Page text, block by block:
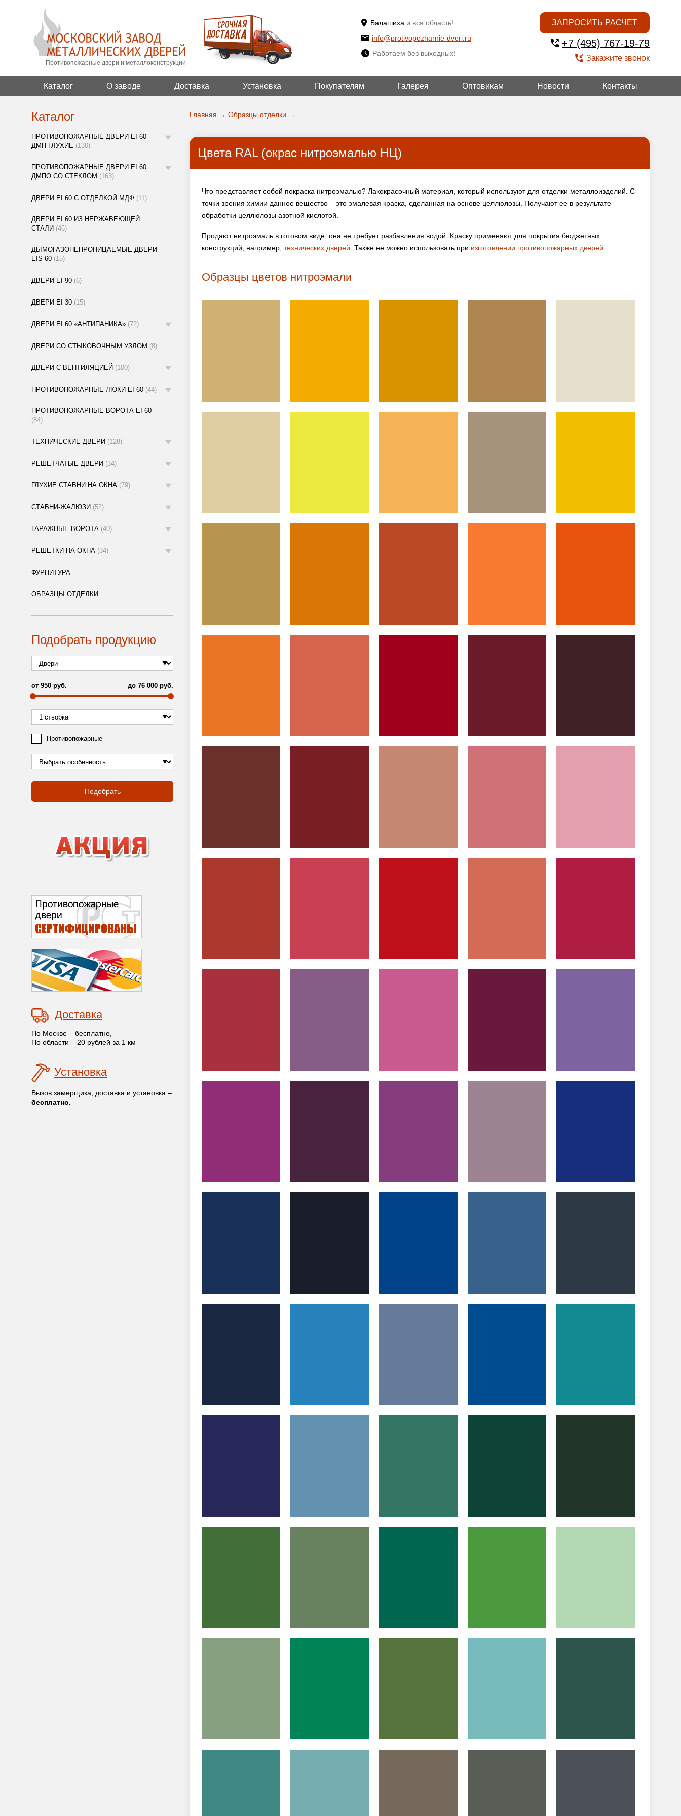
Противопожарные двери и металлоконструкции
Балашиха и вся область!
ДА!
ВЫБРАТЬ ДРУГОЙ
info@protivopozharnie-dveri.ru
Работаем без выходных!
ЗАПРОСИТЬ РАСЧЕТ
+7 (495) 767-19-79
Закажите звонок
Каталог О заводе Доставка Установка Покупателям Галерея Оптовикам Новости Контакты
Каталог
ПРОТИВОПОЖАРНЫЕ ДВЕРИ EI 60
ДМП ГЛУХИЕ (130)
ПРОТИВОПОЖАРНЫЕ ДВЕРИ EI 60
ДМПО СО СТЕКЛОМ (163)
ДВЕРИ EI 60 С ОТДЕЛКОЙ МДФ (11)
ДВЕРИ EI 60 ИЗ НЕРЖАВЕЮЩЕЙ
СТАЛИ (46)
ДЫМОГАЗОНЕПРОНИЦАЕМЫЕ ДВЕРИ
EIS 60 (15)
ДВЕРИ EI 90 (6)
ДВЕРИ EI 30 (15)
ДВЕРИ EI 60 «АНТИПАНИКА» (72)
ДВЕРИ СО СТЫКОВОЧНЫМ УЗЛОМ (8)
ДВЕРИ С ВЕНТИЛЯЦИЕЙ (100)
ПРОТИВОПОЖАРНЫЕ ЛЮКИ EI 60 (44)
ПРОТИВОПОЖАРНЫЕ ВОРОТА EI 60
(84)
ТЕХНИЧЕСКИЕ ДВЕРИ (128)
РЕШЕТЧАТЫЕ ДВЕРИ (34)
ГЛУХИЕ СТАВНИ НА ОКНА (79)
СТАВНИ-ЖАЛЮЗИ (52)
ГАРАЖНЫЕ ВОРОТА (40)
РЕШЕТКИ НА ОКНА (34)
ФУРНИТУРА
ОБРАЗЦЫ ОТДЕЛКИ
Подобрать продукцию
от 950 руб. до 76 000 руб.
Противопожарные
Подобрать
Доставка
По Москве – бесплатно,
По области – 20 рублей за 1 км
Установка
Вызов замерщика, доставка и установка –
бесплатно.
Главная → Образцы отделки →
Цвета RAL (окрас нитроэмалью НЦ)
Что представляет собой покраска нитроэмалью? Лакокрасочный материал, который используют для отделки металлоизделий. С
точки зрения химии данное вещество – это эмалевая краска, сделанная на основе целлюлозы. Получают ее в результате
обработки целлюлозы азотной кислотой.
Продают нитроэмаль в готовом виде, она не требует разбавления водой. Краску применяют для покрытия бюджетных
конструкций, например, технических дверей . Также ее можно использовать при изготовлении противопожарных дверей
Образцы цветов нитроэмали